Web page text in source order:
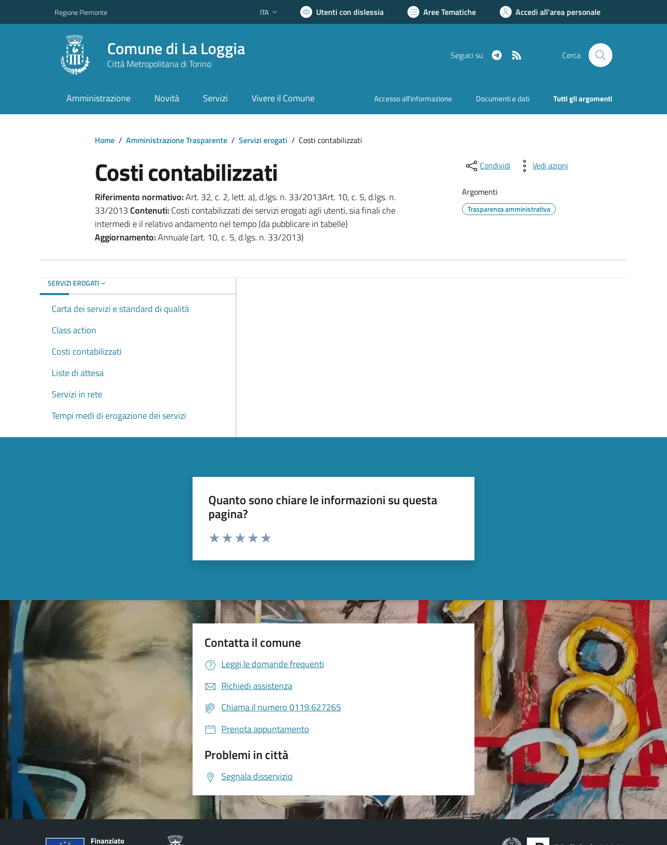
Regione Piemonte Lingua attiva:
ITA Utenti con dislessia Aree Tematiche Accedi all'area personale
Comune di La Loggia
Città Metropolitana di Torino
Seguici su Telegram Cerca
Amministrazione Novità Servizi Vivere il Comune Accesso all'informazione Documenti e dati Tutti gli argomenti
Home / Amministrazione Trasparente / Servizi erogati / Costi contabilizzati
Costi contabilizzati
Riferimento normativo:Art. 32, c. 2, lett. a), d.lgs. n. 33/2013Art. 10, c. 5, d.lgs. n.
33/2013 Contenuti:Costi contabilizzati dei servizi erogati agli utenti, sia finali che
intermedi e il relativo andamento nel tempo (da pubblicare in tabelle)
Aggiornamento:Annuale (art. 10, c. 5, d.lgs. n. 33/2013)
Condividi Vedi azioni
Argomenti
Trasparenza amministrativa
SERVIZI EROGATI
Carta dei servizi e standard di qualità
Class action
Costi contabilizzati
Liste di attesa
Servizi in rete
Tempi medi di erogazione dei servizi
Quanto sono chiare le informazioni su questa
pagina?
Valuta da 1 a 5 stelle la pagina
Contatta il comune
Leggi le domande frequenti
Richiedi assistenza
Chiama il numero 0119.627265
Prenota appuntamento
Problemi in città
Segnala disservizio